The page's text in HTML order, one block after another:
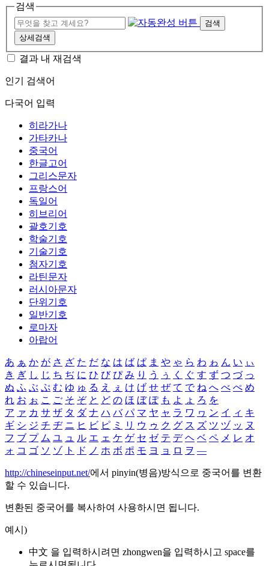
검색
검색
상세검색
결과 내 재검색
인기 검색어
다국어 입력
히라가나
가타카나
중국어
한글고어
그리스문자
프랑스어
독일어
히브리어
괄호기호
학술기호
기술기호
첨자기호
라틴문자
러시아문자
단위기호
일반기호
로마자
아랍어
あ ぁ か が さ ざ た だ な は ば ぱ ま や ゃ ら わ ゎ ん い ぃ
き ぎ し じ ち ぢ に ひ び ぴ み り う ぅ く ぐ す ず つ づ っ
ぬ ふ ぶ ぷ む ゆ ゅ る え ぇ け げ せ ぜ て で ね へ べ ぺ め
れ お ぉ こ ご そ ぞ と ど の ほ ぼ ぽ も よ ょ ろ を
ア ァ カ サ ザ タ ダ ナ ハ バ パ マ ヤ ャ ラ ワ ヮ ン イ ィ キ
ギ シ ジ チ ヂ ニ ヒ ビ ピ ミ リ ウ ゥ ク グ ス ズ ツ ヅ ッ ヌ
フ ブ プ ム ユ ュ ル エ ェ ケ ゲ セ ゼ テ デ ヘ ベ ペ メ レ オ
ォ コ ゴ ソ ゾ ト ド ノ ホ ボ ポ モ ヨ ョ ロ ヲ ―
http://chineseinput.net/에서 pinyin(병음)방식으로 중국어를 변환
할 수 있습니다.
변환된 중국어를 복사하여 사용하시면 됩니다.
예시)
中文 을 입력하시려면 zhongwen을 입력하시고 space를